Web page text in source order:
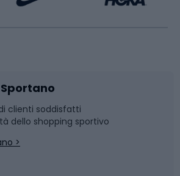
clienti soddisfatti
dello shopping sportivo
>